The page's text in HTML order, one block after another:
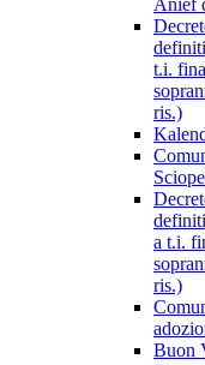
Anief
t.i.
ris.)
a t.i.
ris.)
Buon